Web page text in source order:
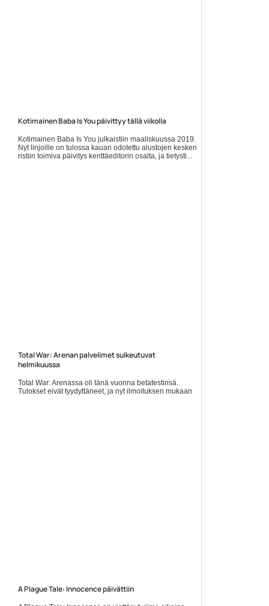
Kotimainen Baba Is You päivittyy tällä viikolla
Kotimainen Baba Is You julkaistiin maaliskuussa 2019.
Nyt linjoille on tulossa kauan odotettu alustojen kesken
ristiin toimiva päivitys kenttäeditorin osalta, ja tietysti...
Total War: Arenan palvelimet sulkeutuvat
helmikuussa
Total War: Arenassa oli tänä vuonna betatestinsä.
Tulokset eivät tyydyttäneet, ja nyt ilmoituksen mukaan
A Plague Tale: Innocence päivättiin